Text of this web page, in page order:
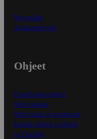
Myymälät
Asiakaspalvelu
Ohjeet
Ensitilaajan ohjeet
Näin maksat
Näin tilaat ja muokkaat
Kaikki ohjeet ja vinkit
In English